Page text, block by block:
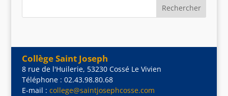
Collège Saint Joseph
8 rue de l'Huilerie, 53230 Cossé Le Vivien
Téléphone : 02.43.98.80.68
E-mail : college@saintjosephcosse.com